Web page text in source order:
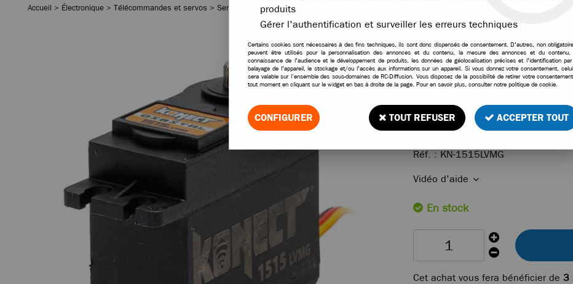
Accueil > Électronique > Télécommandes et servos > Servomoteurs >Konect servo 15kg pignons métal 0.15sec taille standard
Konect servo 15kg
21,90 €TTC
Réf. : KN-1515LVMG
Vidéo d'aide
En stock
Cet achat vous fera bénéficier de 3
produits
Gérer l'authentification et surveiller les erreurs techniques
Certains cookies sont nécessaires à des fins techniques, ils sont donc dispensés de consentement. D'autres, non
peuvent être utilisés pour la personnalisation des annonces et du contenu, la mesure des annonces et du contenu,
connaissance de l'audience et le développement de produits, les données de géolocalisation précises et l'identification
balayage de l'appareil, le stockage et/ou l'accès aux informations sur un appareil. Si vous donnez votre consentement,
sera valable sur l’ensemble des sous-domaines de RC-Diffusion. Vous disposez de la possibilité de retirer votre
tout moment en cliquant sur le widget en bas à droite de la page. Pour en savoir plus, consulter notre politique de cookie.
CONFIGURER TOUT REFUSER ACCEPTER TOUT